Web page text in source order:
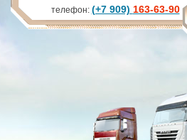
телефон: (+7 909) 163-63-90